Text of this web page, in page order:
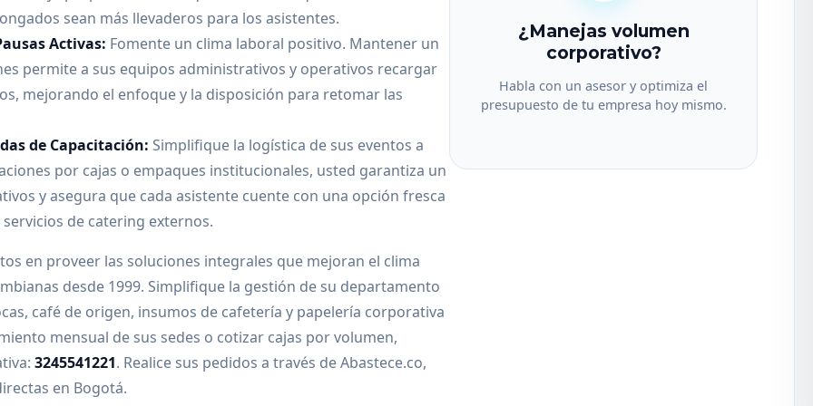
sean más llevaderos para los asistentes.
Activas: Fomente un clima laboral positivo. Mantener un
permite a sus equipos administrativos y operativos recargar
mejorando el enfoque y la disposición para retomar las
de Capacitación: Simplifique la logística de sus eventos a
por cajas o empaques institucionales, usted garantiza un
y asegura que cada asistente cuente con una opción fresca
de catering externos.
en proveer las soluciones integrales que mejoran el clima
desde 1999. Simplifique la gestión de su departamento
café de origen, insumos de cafetería y papelería corporativa
mensual de sus sedes o cotizar cajas por volumen,
3245541221. Realice sus pedidos a través de Abastece.co,
en Bogotá.
¿Manejas volumen
corporativo?
Habla con un asesor y optimiza el
presupuesto de tu empresa hoy mismo.